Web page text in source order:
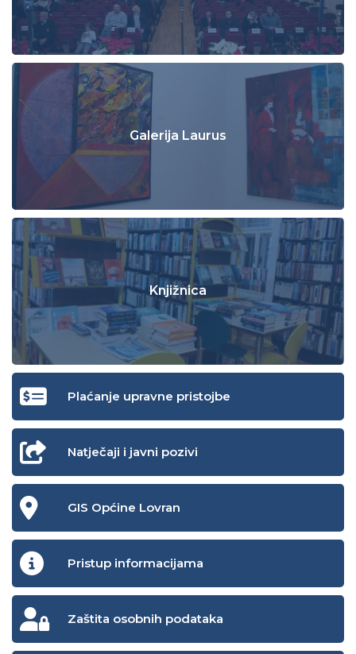
Galerija Laurus
Knjižnica
Plaćanje upravne pristojbe
Natječaji i javni pozivi
GIS Općine Lovran
Pristup informacijama
Zaštita osobnih podataka